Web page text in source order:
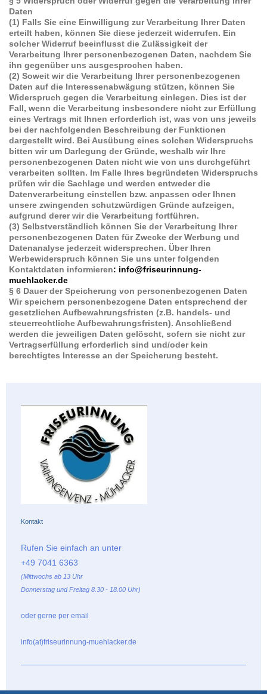
Daten
(1) Falls Sie eine Einwilligung zur Verarbeitung Ihrer Daten
erteilt haben, können Sie diese jederzeit widerrufen. Ein
solcher Widerruf beeinflusst die Zulässigkeit der
Verarbeitung Ihrer personenbezogenen Daten, nachdem Sie
ihn gegenüber uns ausgesprochen haben.
(2) Soweit wir die Verarbeitung Ihrer personenbezogenen
Daten auf die Interessenabwägung stützen, können Sie
Widerspruch gegen die Verarbeitung einlegen. Dies ist der
Fall, wenn die Verarbeitung insbesondere nicht zur Erfüllung
eines Vertrags mit Ihnen erforderlich ist, was von uns jeweils
bei der nachfolgenden Beschreibung der Funktionen
dargestellt wird. Bei Ausübung eines solchen Widerspruchs
bitten wir um Darlegung der Gründe, weshalb wir Ihre
personenbezogenen Daten nicht wie von uns durchgeführt
verarbeiten sollten. Im Falle Ihres begründeten Widerspruchs
prüfen wir die Sachlage und werden entweder die
Datenverarbeitung einstellen bzw. anpassen oder Ihnen
unsere zwingenden schutzwürdigen Gründe aufzeigen,
aufgrund derer wir die Verarbeitung fortführen.
(3) Selbstverständlich können Sie der Verarbeitung Ihrer
personenbezogenen Daten für Zwecke der Werbung und
Datenanalyse jederzeit widersprechen. Über Ihren
Werbewiderspruch können Sie uns unter folgenden
Kontaktdaten informieren: info@friseurinnung-
muehlacker.de
§ 6 Dauer der Speicherung von personenbezogenen Daten
Wir speichern personenbezogene Daten entsprechend der
gesetzlichen Aufbewahrungsfristen (z.B. handels- und
steuerrechtliche Aufbewahrungsfristen). Anschließend
werden die jeweiligen Daten gelöscht, sofern sie nicht zur
Vertragserfüllung erforderlich sind und/oder kein
berechtigtes Interesse an der Speicherung besteht.
Kontakt
Rufen Sie einfach an unter
+49 7041 6363
(Mittwochs ab 13 Uhr
Donnerstag und Freitag 8.30 - 18.00 Uhr)
oder gerne per email
info(at)friseurinnung-muehlacker.de